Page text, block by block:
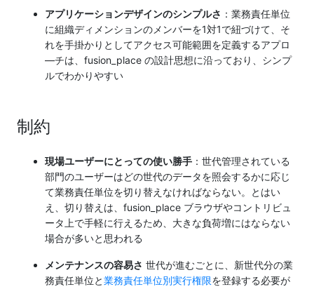
アプリケーションデザインのシンプルさ ：業務責任単位
に組織ディメンションのメンバーを1対1で紐づけて、そ
れを手掛かりとしてアクセス可能範囲を定義するアプロ
―チは、fusion_place の設計思想に沿っており、シンプ
ルでわかりやすい
制約
現場ユーザーにとっての使い勝手 ：世代管理されている
部門のユーザーはどの世代のデータを照会するかに応じ
て業務責任単位を切り替えなければならない。とはい
え、切り替えは、fusion_place ブラウザやコントリビュ
ータ上で手軽に行えるため、大きな負荷増にはならない
場合が多いと思われる
メンテナンスの容易さ 世代が進むごとに、新世代分の業
務責任単位と業務責任単位別実行権限を登録する必要が